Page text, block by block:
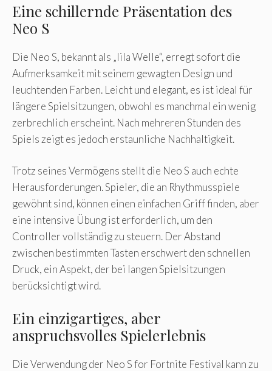
Eine schillernde Präsentation des
Neo S
Die Neo S, bekannt als „lila Welle“, erregt sofort die
Aufmerksamkeit mit seinem gewagten Design und
leuchtenden Farben. Leicht und elegant, es ist ideal für
längere Spielsitzungen, obwohl es manchmal ein wenig
zerbrechlich erscheint. Nach mehreren Stunden des
Spiels zeigt es jedoch erstaunliche Nachhaltigkeit.
Trotz seines Vermögens stellt die Neo S auch echte
Herausforderungen. Spieler, die an Rhythmusspiele
gewöhnt sind, können einen einfachen Griff finden, aber
eine intensive Übung ist erforderlich, um den
Controller vollständig zu steuern. Der Abstand
zwischen bestimmten Tasten erschwert den schnellen
Druck, ein Aspekt, der bei langen Spielsitzungen
berücksichtigt wird.
Ein einzigartiges, aber
anspruchsvolles Spielerlebnis
Die Verwendung der Neo S for Fortnite Festival kann zu